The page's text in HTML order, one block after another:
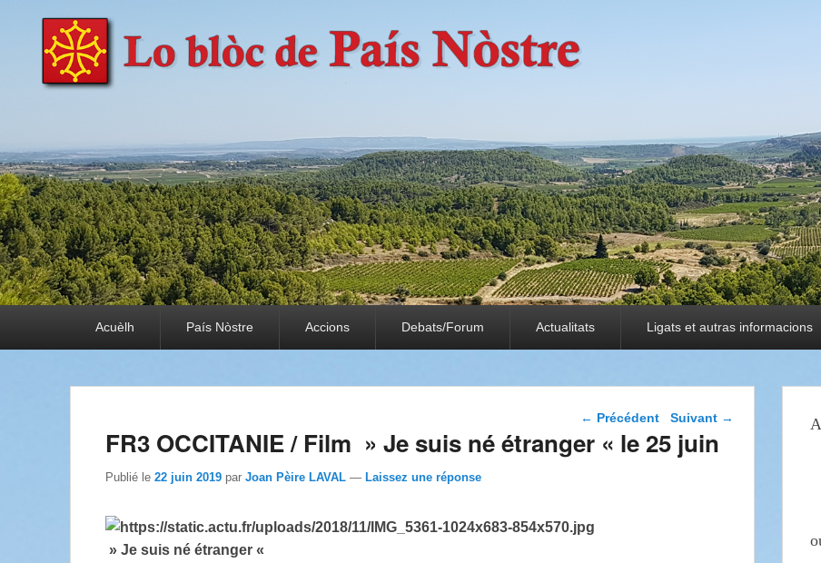
País Nòstre
Paratge e Convivència
Acuèlh País Nòstre Accions Debats/Forum Actualitats Ligats et autras informacions
Navigation dans les
articles
← Précédent Suivant →
FR3 OCCITANIE / Film » Je suis né étranger « le 25 juin
Publié le 22 juin 2019 par Joan Pèire LAVAL — Laissez une réponse
» Je suis né étranger «